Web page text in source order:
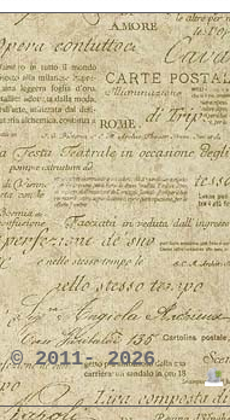
© 2011- 2026